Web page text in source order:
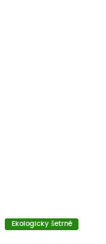
Ekologicky šetrné